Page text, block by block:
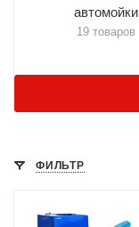
автомойки
19 товаров
ФИЛЬТР